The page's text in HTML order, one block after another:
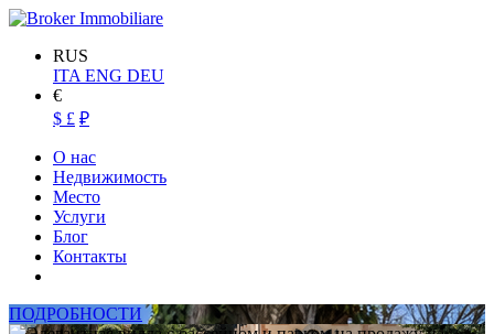
RUS
ITA ENG DEU
€
$ £ ₽
О нас
Недвижимость
Место
Услуги
Блог
Контакты
ПОДРОБНОСТИ